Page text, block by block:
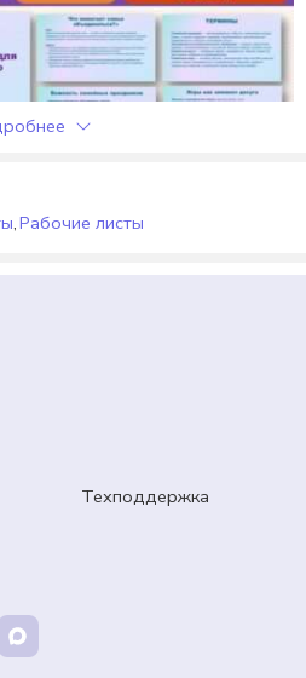
Семьеведение.
,Рабочие листы
Техподдержка